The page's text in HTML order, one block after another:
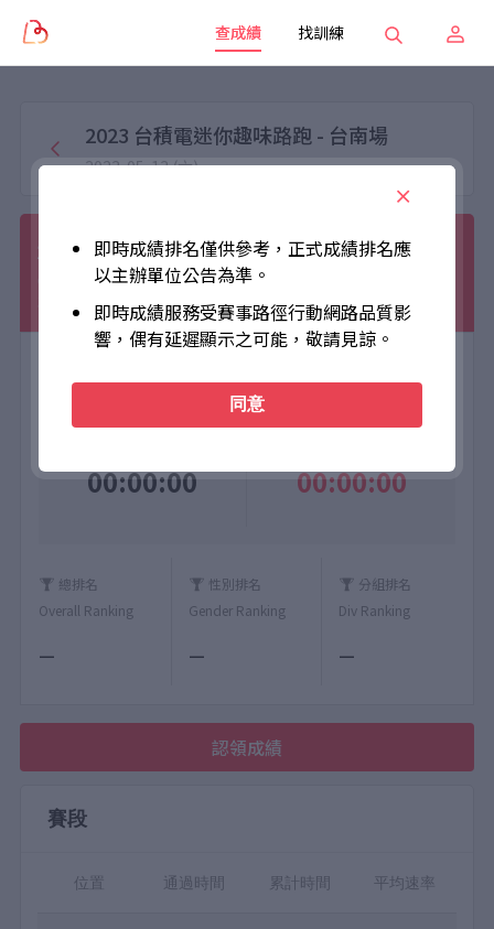
查成績 找訓練
2023 台積電迷你趣味路跑 - 台南場
2023-05-13 (六)
程凱煜
男子組 男
00:00:00 00:00:00
總排名
Overall Ranking
—
性別排名
Gender Ranking
—
分組排名
Div Ranking
—
認領成績
賽段
位置 通過時間 累計時間 平均速率
即時成績排名僅供參考，正式成績排名應
以主辦單位公告為準。
即時成績服務受賽事路徑行動網路品質影
響，偶有延遲顯示之可能，敬請見諒。
同意